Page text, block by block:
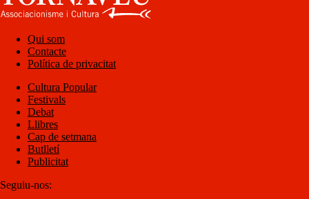
Qui som
Contacte
Política de privacitat
Cultura Popular
Festivals
Debat
Llibres
Cap de setmana
Butlletí
Publicitat
Seguiu-nos: